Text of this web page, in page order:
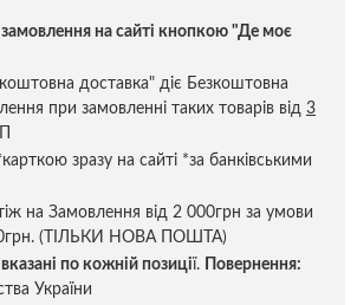
замовлення на сайті кнопкою "Де моє
доставка" діє Безкоштовна
при замовленні таких товарів від 3
карткою зразу на сайті *за банківськими
на Замовлення від 2 000грн за умови
(ТІЛЬКИ НОВА ПОШТА)
вказані по кожній позиції.
Повернення:
України